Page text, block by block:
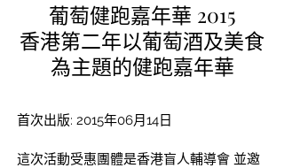
葡萄健跑嘉年華 2015
香港第二年以葡萄酒及美食
為主題的健跑嘉年華
首次出版: 2015年06月14日
這次活動受惠團體是香港盲人輔導會 並邀